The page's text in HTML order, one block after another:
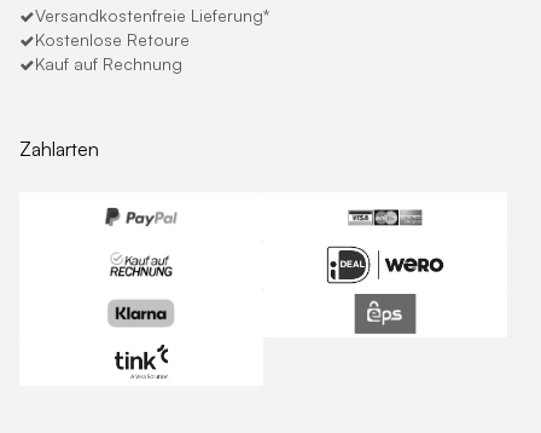
Versandkostenfreie Lieferung*
Kostenlose Retoure
Kauf auf Rechnung
Zahlarten